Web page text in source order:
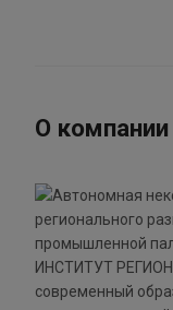
О компании
ИНСТИТУТ
современный